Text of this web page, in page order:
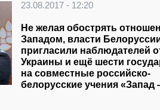
23.08.2017 - 12:20
Не желая обострять
Западом, власти
пригласили наблюдателей
Украины и ещё шести
на совместные российско-
белорусские учения «Запад